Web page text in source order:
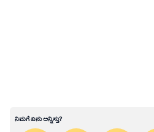
ಎಚ್ಚರಿಕೆ ನೀಡಿದೆ.